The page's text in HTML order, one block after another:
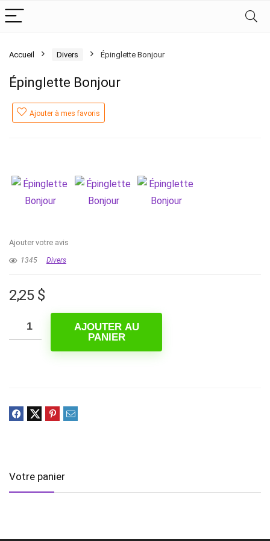
Accueil Divers Épinglette Bonjour
Épinglette Bonjour
Ajouter à mes favoris
Ajouter votre avis
1345 Divers
2,25 $
AJOUTER AU
PANIER
Votre panier